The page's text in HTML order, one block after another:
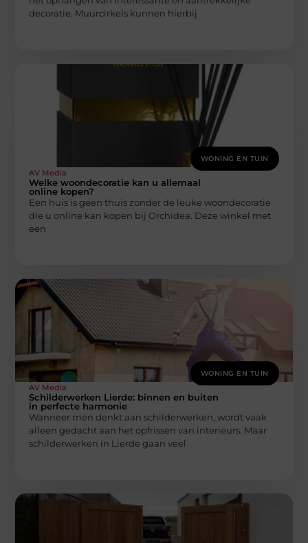
decoratie. Muurcirkels kunnen hierbij
WONING EN TUIN
AV Media
Welke woondecoratie kan u allemaal
online kopen?
Een huis is geen thuis zonder de leuke woondecoratie
die u online kan kopen bij Orchidea. Deze winkel met
een
WONING EN TUIN
AV Media
Schilderwerken Lierde: binnen en buiten
in perfecte harmonie
Wanneer men denkt aan schilderwerken, wordt vaak
alleen gedacht aan het opfrissen van interieurs. Maar
schilderwerken in Lierde gaan veel